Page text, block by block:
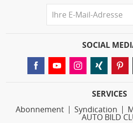
SOCIAL
SERVICES
Abonnement
Syndication
AUTO BILD